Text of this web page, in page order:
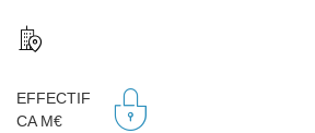
EFFECTIF
CA M€